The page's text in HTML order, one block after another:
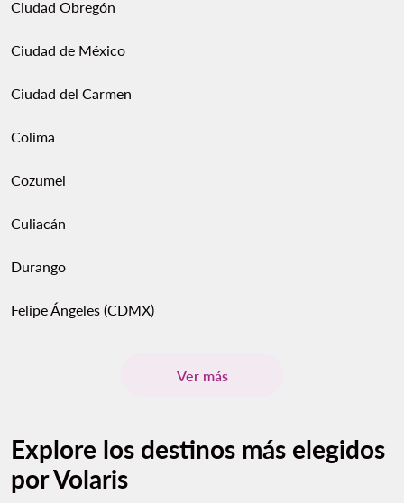
Ciudad Obregón
Ciudad de México
Ciudad del Carmen
Colima
Cozumel
Culiacán
Durango
Felipe Ángeles (CDMX)
Ver más
Explore los destinos más elegidos
por Volaris